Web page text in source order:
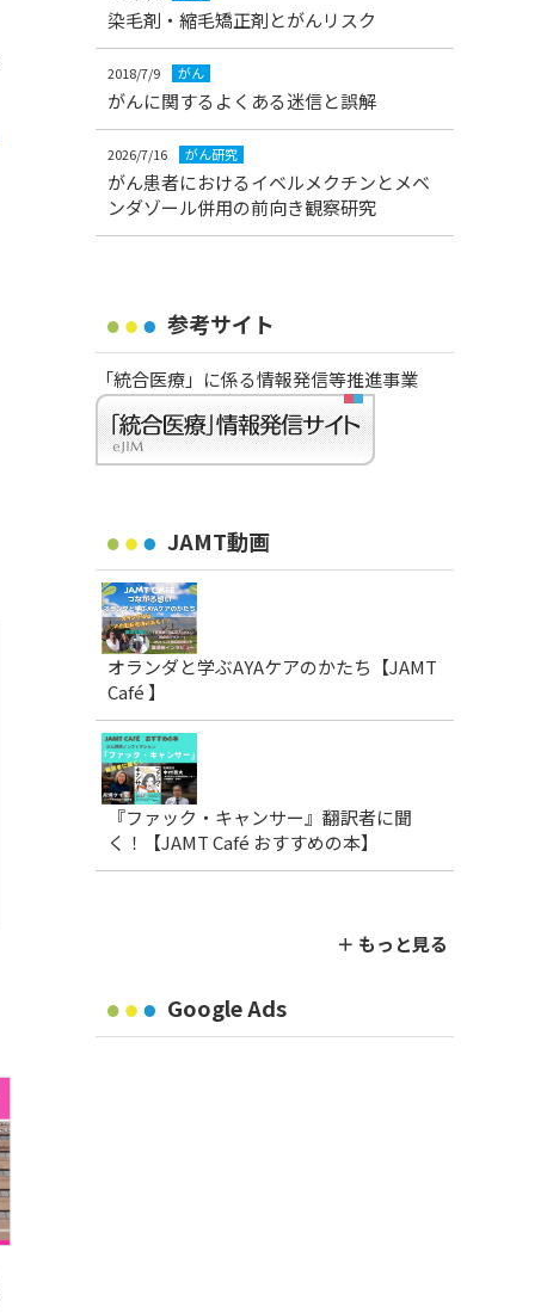
染毛剤・縮毛矯正剤とがんリスク
2018/7/9 がん
がんに関するよくある迷信と誤解
2026/7/16 がん研究
がん患者におけるイベルメクチンとメベ
ンダゾール併用の前向き観察研究
参考サイト
「統合医療」に係る情報発信等推進事業
JAMT動画
オランダと学ぶAYAケアのかたち【JAMT
Café 】
『ファック・キャンサー』翻訳者に聞
く！【JAMT Café おすすめの本】
＋ もっと見る
Google Ads